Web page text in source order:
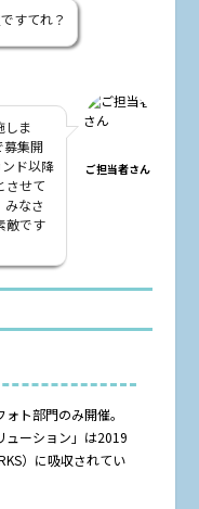
すてれ？
しま
募集開
ド以降
させて
みなさ
敵です
ご担当者さん
ト部門のみ開催。
ューション」は2019
）に吸収されてい